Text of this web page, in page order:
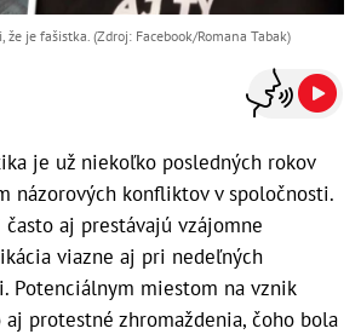
je fašistka. (Zdroj: Facebook/Romana Tabak)
je už niekoľko posledných rokov
názorových konfliktov v spoločnosti.
aj prestávajú vzájomne
viazne aj pri nedeľných
Potenciálnym miestom na vznik
protestné zhromaždenia, čoho bola